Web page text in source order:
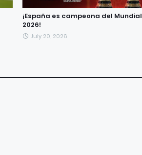
¡España es campeona del Mundial
2026!
July 20, 2026